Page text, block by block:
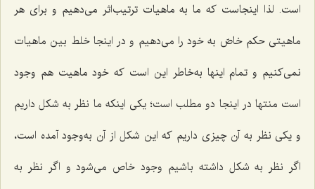
است. لذا اینجاست که ما به ماهیات ترتیب‌اثر می‌دهیم و برای هر
ماهیتی حکم خاصّ به خود را می‌دهیم و در اینجا خلط بین ماهیات
نمی‌کنیم و تمام اینها به‌خاطر این است که خود ماهیت هم وجود
است منتها در اینجا دو مطلب است؛ یکی اینکه ما نظر به شکل داریم
و یکی نظر به آن چیزی داریم که این شکل از آن به‌وجود آ‌مده است،
اگر نظر به شکل داشته باشیم وجود خاص می‌شود و اگر نظر به